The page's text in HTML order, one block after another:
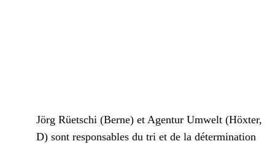
Jörg Rüetschi (Berne) et Agentur Umwelt (Höxter,
D) sont responsables du tri et de la détermination